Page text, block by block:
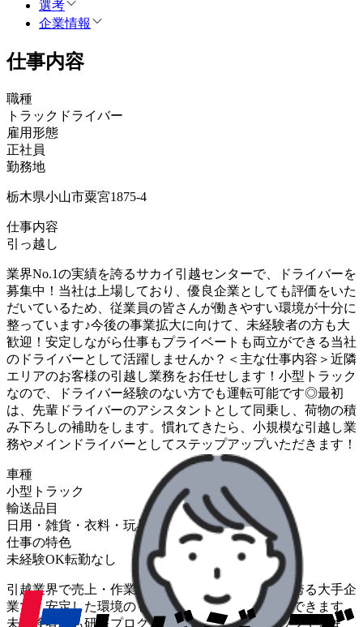
選考
企業情報
仕事内容
職種
トラックドライバー
雇用形態
正社員
勤務地
栃木県小山市粟宮1875-4
仕事内容
引っ越し
業界No.1の実績を誇るサカイ引越センターで、ドライバーを
募集中！当社は上場しており、優良企業としても評価をいた
だいているため、従業員の皆さんが働きやすい環境が十分に
整っています♪今後の事業拡大に向けて、未経験者の方も大
歓迎！安定しながら仕事もプライベートも両立ができる当社
のドライバーとして活躍しませんか？＜主な仕事内容＞近隣
エリアのお客様の引越し業務をお任せします！小型トラック
なので、ドライバー経験のない方でも運転可能です◎最初
は、先輩ドライバーのアシスタントとして同乗し、荷物の積
み下ろしの補助をします。慣れてきたら、小規模な引越し業
務やメインドライバーとしてステップアップいただきます！
車種
小型トラック
輸送品目
日用・雑貨・衣料・玩具
住居設備・家電・家具
仕事の特色
未経験OK転勤なし
引越業界で売上・作業件数ともに12年連続No.1を誇る大手企
業で、安定した環境のもとドライバーとして活躍できます。
未経験者でも研修プログラムで着実にスキルアップできま